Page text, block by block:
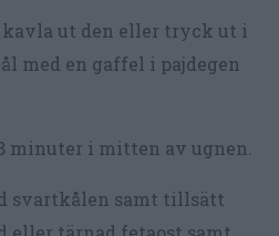
kavla ut den eller tryck ut i
med en gaffel i pajdegen
minuter i mitten av ugnen.
svartkålen samt tillsätt